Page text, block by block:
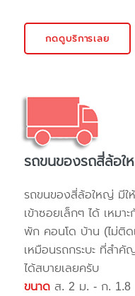
กดดูบริการเลย
รถขนของรถสี่ล้อ
รถขนของสี่ล้อใหญ่ มีใ
เข้าซอยเล็กๆ ได้ เหม
พัก คอนโด บ้าน (ไม่ติ
เหมือนรถกระบะ ที่สำคั
ได้สบายเลยครับ
ขนาด ส. 2 ม. - ก.